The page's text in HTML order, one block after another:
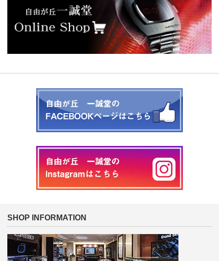
SHOP INFORMATION